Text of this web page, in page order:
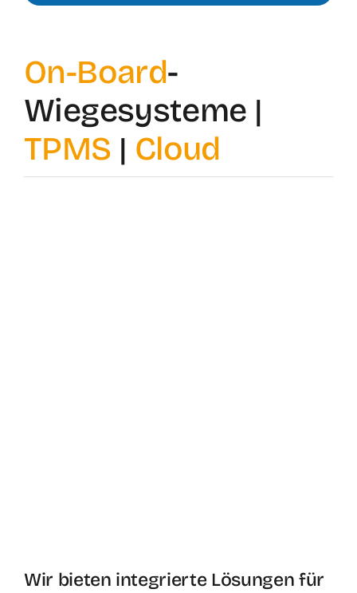
On-Board-
Wiegesysteme |
TPMS | Cloud
Wir bieten integrierte Lösungen für